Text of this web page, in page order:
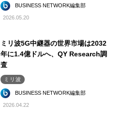
BUSINESS NETWORK編集部
2026.05.20
ミリ波5G中継器の世界市場は2032
年に1.4億ドルへ、QY Research調
査
ミリ波
BUSINESS NETWORK編集部
2026.04.22